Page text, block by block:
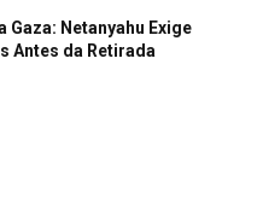
Gaza: Netanyahu Exige
Antes da Retirada